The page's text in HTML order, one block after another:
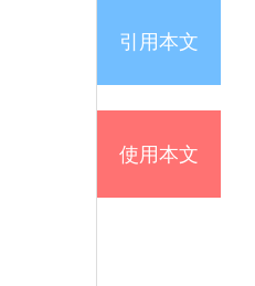
引用本文
使用本文